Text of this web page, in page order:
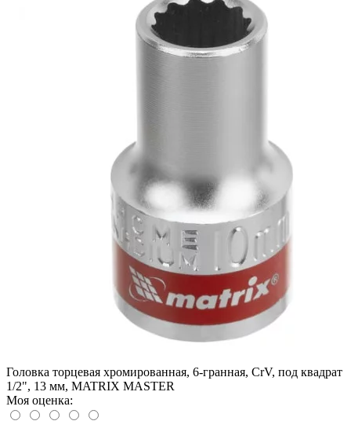
Головка торцевая хромированная, 6-гранная, СrV, под квадрат
1/2", 13 мм, MATRIX MASTER
Моя оценка: